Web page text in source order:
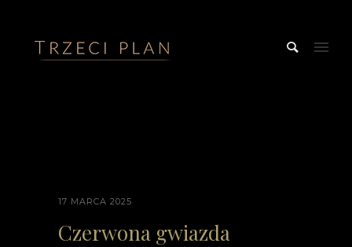
17 MARCA 2025
Czerwona gwiazda